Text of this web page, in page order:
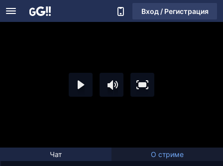
Вход / Регистрация
Чат О стриме